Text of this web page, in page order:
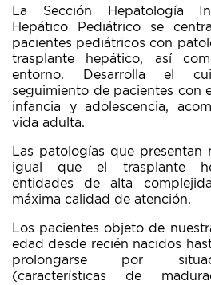
La Sección Hepatología
Hepático Pediátrico se
pacientes pediátricos con
trasplante hepático, así
entorno. Desarrolla el
seguimiento de pacientes con
infancia y adolescencia,
vida adulta.
Las patologías que presentan
igual que el trasplante
entidades de alta
máxima calidad de atención.
Los pacientes objeto de
edad desde recién nacidos
prolongarse por
(características de